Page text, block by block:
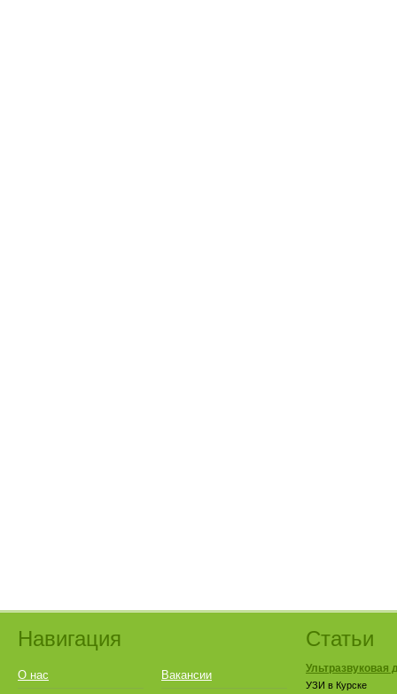
Навигация
О нас Вакансии
Статьи
Ультразвуковая
УЗИ в Курске